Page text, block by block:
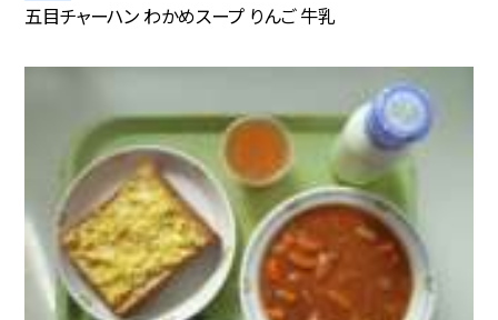
五目チャーハン わかめスープ りんご 牛乳